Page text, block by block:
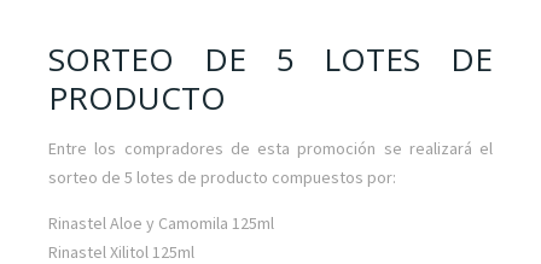
SORTEO DE 5 LOTES DE
PRODUCTO
Entre los compradores de esta promoción se realizará el
sorteo de 5 lotes de producto compuestos por:
Rinastel Aloe y Camomila 125ml
Rinastel Xilitol 125ml